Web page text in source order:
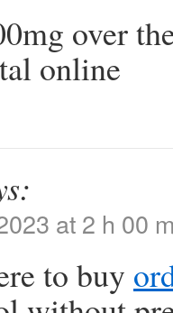
over
online
at 2 h 00
to buy